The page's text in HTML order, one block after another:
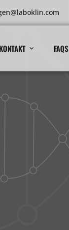
KONTAKT FAQS